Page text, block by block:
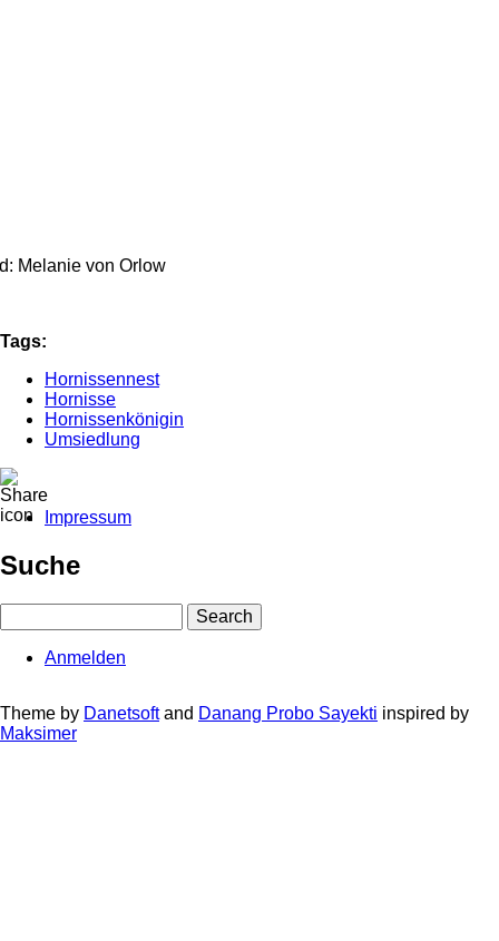
Melanie von Orlow
Tags:
Hornissennest
Hornisse
Hornissenkönigin
Umsiedlung
Impressum
Suche
account
menu
Anmelden
Theme by Danetsoftand Danang Probo Sayekti inspired by
Maksimer